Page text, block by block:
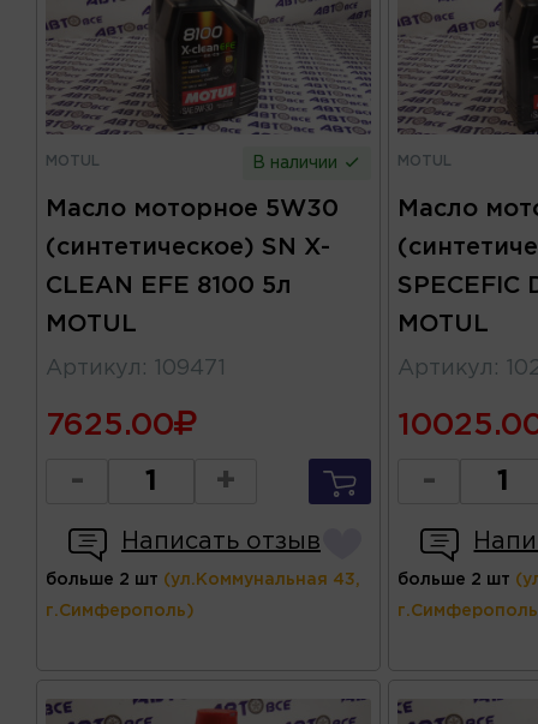
MOTUL В наличии
Масло моторное 5W30
(синтетическое) SN X-
CLEAN EFE 8100 5л
MOTUL
Артикул : 109471
7625.00
- +
Написать отзыв
больше 2 шт (ул.Коммунальная 43,
г.Симферополь)
MOTUL
Масло
SPECEFIC
MOTUL
Артикул :
-
больше 2 шт